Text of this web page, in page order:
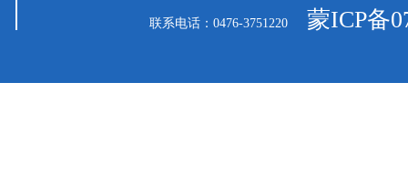
联系电话：0476-3751220 蒙ICP备